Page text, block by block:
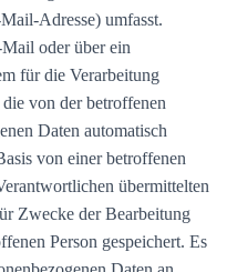
Adresse) umfasst.
oder über ein
für die Verarbeitung
von der betroffenen
Daten automatisch
von einer betroffenen
übermittelten
Zwecke der Bearbeitung
Person gespeichert. Es